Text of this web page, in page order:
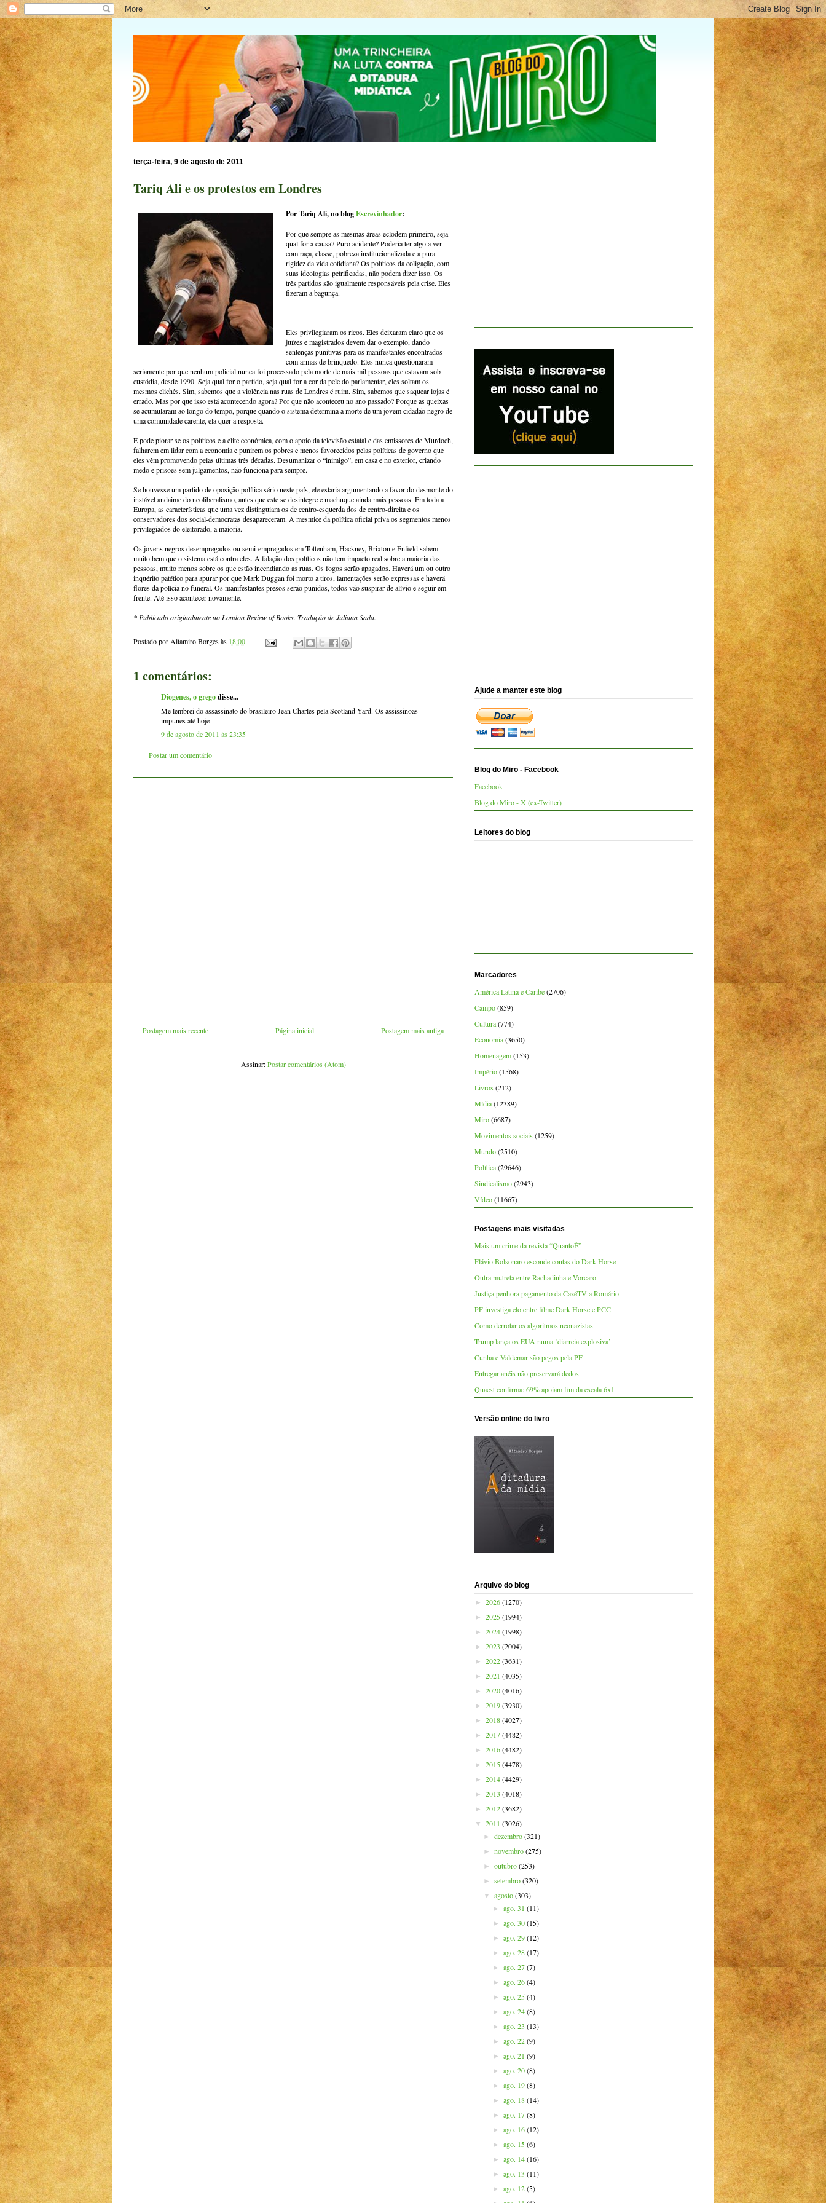
terça-feira, 9 de agosto de 2011
Tariq Ali e os protestos em Londres
Por Tariq Ali, no blogEscrevinhador:
Por que sempre as mesmas áreas eclodem primeiro, seja
qual for a causa? Puro acidente? Poderia ter algo a ver
com raça, classe, pobreza institucionalizada e a pura
rigidez da vida cotidiana? Os políticos da coligação, com
suas ideologias petrificadas, não podem dizer isso. Os
três partidos são igualmente responsáveis pela crise. Eles
fizeram a bagunça.
Eles privilegiaram os ricos. Eles deixaram claro que os
juízes e magistrados devem dar o exemplo, dando
sentenças punitivas para os manifestantes encontrados
com armas de brinquedo. Eles nunca questionaram
seriamente por que nenhum policial nunca foi processado pela morte de mais mil pessoas que estavam sob
custódia, desde 1990. Seja qual for o partido, seja qual for a cor da pele do parlamentar, eles soltam os
mesmos clichês. Sim, sabemos que a violência nas ruas de Londres é ruim. Sim, sabemos que saquear lojas é
errado. Mas por que isso está acontecendo agora? Por que não aconteceu no ano passado? Porque as queixas
se acumularam ao longo do tempo, porque quando o sistema determina a morte de um jovem cidadão negro de
uma comunidade carente, ela quer a resposta.
E pode piorar se os políticos e a elite econômica, com o apoio da televisão estatal e das emissores de Murdoch,
falharem em lidar com a economia e punirem os pobres e menos favorecidos pelas políticas de governo que
eles vêm promovendo pelas últimas três décadas. Desumanizar o “inimigo”, em casa e no exterior, criando
medo e prisões sem julgamentos, não funciona para sempre.
Se houvesse um partido de oposição política sério neste país, ele estaria argumentando a favor do desmonte do
instável andaime do neoliberalismo, antes que este se desintegre e machuque ainda mais pessoas. Em toda a
Europa, as características que uma vez distinguiam os de centro-esquerda dos de centro-direita e os
conservadores dos social-democratas desapareceram. A mesmice da política oficial priva os segmentos menos
privilegiados do eleitorado, a maioria.
Os jovens negros desempregados ou semi-empregados em Tottenham, Hackney, Brixton e Enfield sabem
muito bem que o sistema está contra eles. A falação dos políticos não tem impacto real sobre a maioria das
pessoas, muito menos sobre os que estão incendiando as ruas. Os fogos serão apagados. Haverá um ou outro
inquérito patético para apurar por que Mark Duggan foi morto a tiros, lamentações serão expressas e haverá
flores da polícia no funeral. Os manifestantes presos serão punidos, todos vão suspirar de alívio e seguir em
frente. Até isso acontecer novamente.
* Publicado originalmente no London Review of Books. Tradução de Juliana Sada.
Postado porAltamiro Borgesàs 18:00
1 comentários:
Diogenes, o gregodisse...
Me lembrei do assassinato do brasileiro Jean Charles pela Scotland Yard. Os assissinoas
impunes até hoje
9 de agosto de 2011 às 23:35
Postar um comentário
Postagem mais recente Postagem mais antiga
Página inicial
Assinar:Postar comentários (Atom)
Ajude a manter este blog
Blog do Miro - Facebook
Facebook
Blog do Miro - X (ex-Twitter)
Leitores do blog
Marcadores
América Latina e Caribe(2706)
Campo(859)
Cultura(774)
Economia(3650)
Homenagem(153)
Império(1568)
Livros (212)
Mídia(12389)
Miro(6687)
Movimentos sociais (1259)
Mundo(2510)
Política(29646)
Sindicalismo(2943)
Vídeo(11667)
Postagens mais visitadas
Mais um crime da revista “QuantoÉ”
Flávio Bolsonaro esconde contas do Dark Horse
Outra mutreta entre Rachadinha e Vorcaro
Justiça penhora pagamento da CazéTV a Romário
PF investiga elo entre filme Dark Horse e PCC
Como derrotar os algoritmos neonazistas
Trump lança os EUA numa ‘diarreia explosiva’
Cunha e Valdemar são pegos pela PF
Entregar anéis não preservará dedos
Quaest confirma: 69% apoiam fim da escala 6x1
Versão online do livro
Arquivo do blog
► 2026(1270)
► 2025(1994)
► 2024(1998)
► 2023 (2004)
► 2022(3631)
► 2021 (4035)
► 2020(4016)
► 2019(3930)
► 2018(4027)
► 2017(4482)
► 2016(4482)
► 2015(4478)
► 2014(4429)
► 2013 (4018)
► 2012(3682)
▼ 2011 (3026)
►dezembro(321)
►novembro(275)
►outubro(253)
►setembro(320)
▼agosto(303)
► ago. 31 (11)
► ago. 30(15)
► ago. 29(12)
► ago. 28(17)
► ago. 27(7)
► ago. 26(4)
► ago. 25(4)
► ago. 24(8)
► ago. 23 (13)
► ago. 22(9)
► ago. 21 (9)
► ago. 20(8)
► ago. 19(8)
► ago. 18(14)
► ago. 17(8)
► ago. 16(12)
► ago. 15(6)
► ago. 14(16)
► ago. 13 (11)
► ago. 12(5)